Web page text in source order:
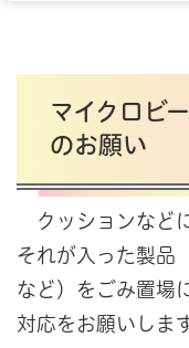
マイクロビ
のお願い
クッションなど
それが入った製品
など）をごみ置場
対応をお願いします